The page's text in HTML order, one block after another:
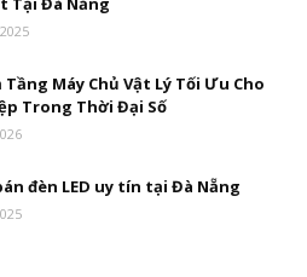
Tầng Máy Chủ Vật Lý Tối Ưu Cho
Trong Thời Đại Số
đèn LED uy tín tại Đà Nẵng